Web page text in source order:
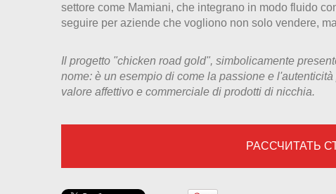
settore come Mamiani, che integrano in modo fluido
seguire per aziende che vogliono non solo vendere,
Il progetto "chicken road gold", simbolicamente
nome: è un esempio di come la passione e
valore affettivo e commerciale di prodotti di nicchia.
РАССЧИТАТЬ